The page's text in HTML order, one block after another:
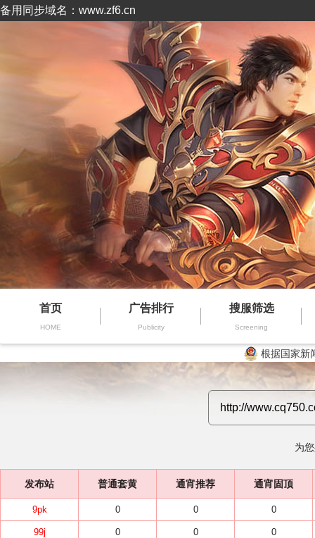
备用同步域名：www.zf6.cn
首页
HOME
广告排行
Publicity
搜服筛选
Screening
根据国家新
为
发布站 普通套黄 通宵推荐 通宵固顶
9pk 0 0 0
99j 0 0 0